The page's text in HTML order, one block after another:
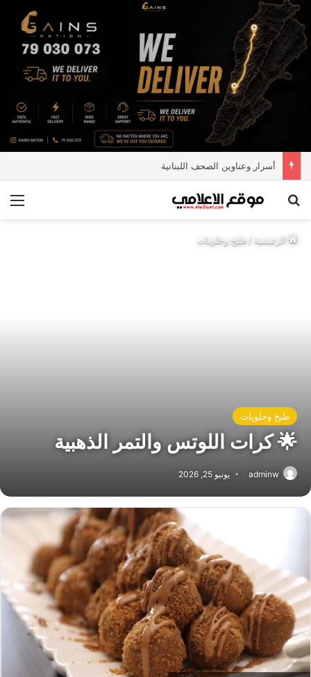
أسرار وعناوين الصحف اللبنانية
بحث عن
الرئيسية/طبخ وحلويات
طبخ وحلويات
🌟 كرات اللوتس والتمر الذهبية
adminw يونيو 25, 2026